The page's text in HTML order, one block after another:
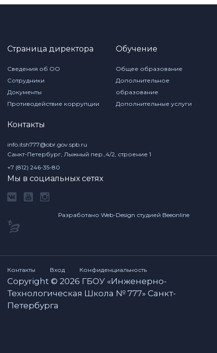
Страница директора
Сведения об ОО
Сотрудники
Документы
Противодействие коррупции
Обучение
Общее образование
Дополнительное
образование
Дополнительные услуги
Контакты
info.itsh777@obr.gov.spb.ru
Санкт-Петербург, Лыжный пер.,4/2, строение 1
+7 (812) 246-35-80
Мы в социальных сетях
Разработано Web-Design студией Beeonline
Контакты Вход Конфиденциальность
Copyright © 2026 ГБОУ «Инженерно-
Технологическая Школа № 777» Санкт-
Петербурга